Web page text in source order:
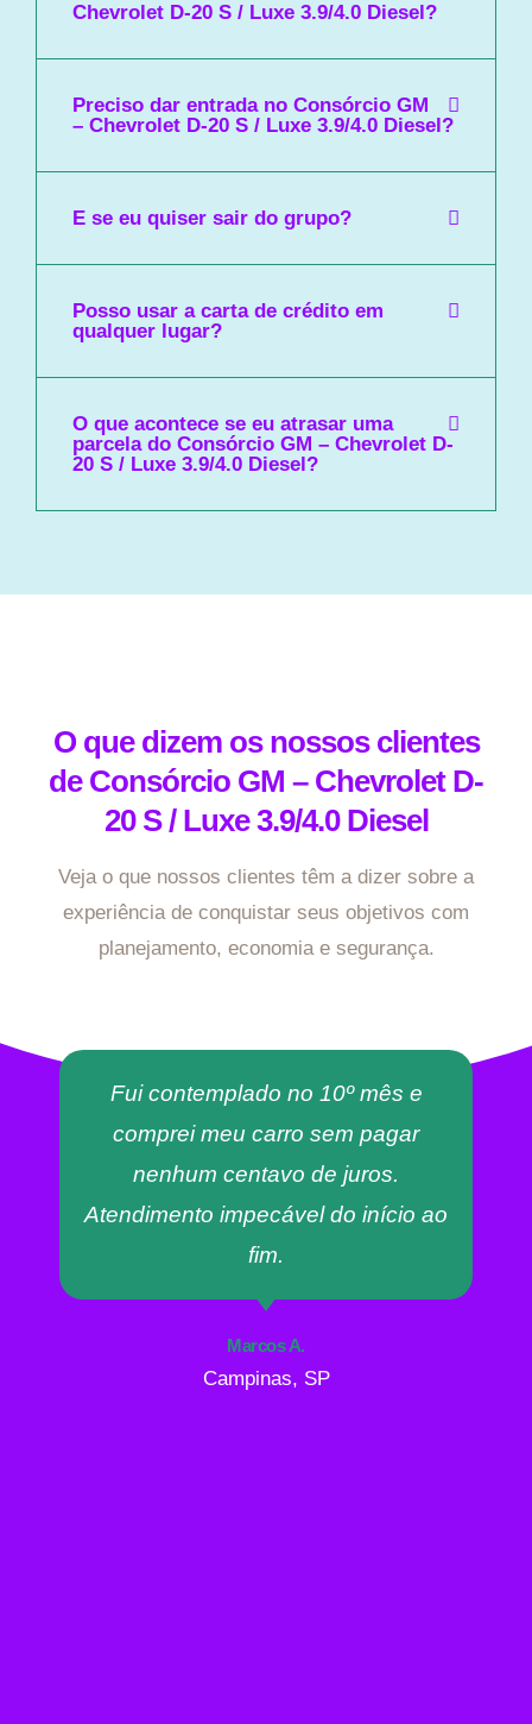
Chevrolet D-20 S / Luxe 3.9/4.0 Diesel?
Preciso dar entrada no Consórcio GM
– Chevrolet D-20 S / Luxe 3.9/4.0 Diesel?
E se eu quiser sair do grupo?
Posso usar a carta de crédito em
qualquer lugar?
O que acontece se eu atrasar uma
parcela do Consórcio GM – Chevrolet D-
20 S / Luxe 3.9/4.0 Diesel?
O que dizem os nossos clientes
de Consórcio GM – Chevrolet D-
20 S / Luxe 3.9/4.0 Diesel
Veja o que nossos clientes têm a dizer sobre a
experiência de conquistar seus objetivos com
planejamento, economia e segurança.
Fui contemplado no 10º mês e
comprei meu carro sem pagar
nenhum centavo de juros.
Atendimento impecável do início ao
fim.
Marcos A.
Campinas, SP